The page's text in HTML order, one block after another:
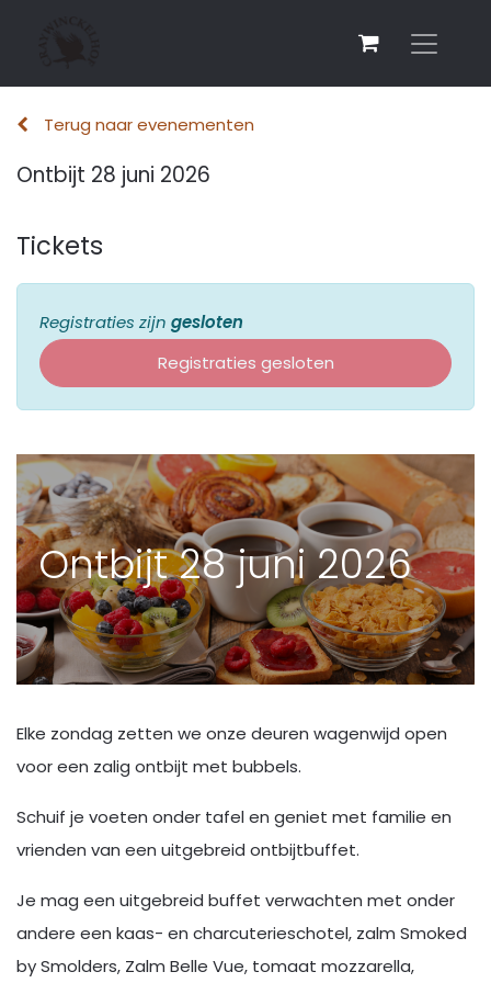
Terug naar evenementen
Ontbijt 28 juni 2026
Tickets
Registraties zijn gesloten
Registraties gesloten
Ontbijt 28 juni 2026
Elke zondag zetten we onze deuren wagenwijd open
voor een zalig ontbijt met bubbels.
Schuif je voeten onder tafel en geniet met familie en
vrienden van een uitgebreid ontbijtbuffet.
Je mag een uitgebreid buffet verwachten met onder
andere een kaas- en charcuterieschotel, zalm Smoked
by Smolders, Zalm Belle Vue, tomaat mozzarella,